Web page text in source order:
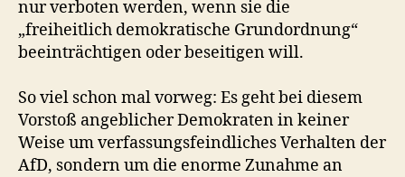
nur verboten werden, wenn sie die
„freiheitlich demokratische Grundordnung“
beeinträchtigen oder beseitigen will.
So viel schon mal vorweg: Es geht bei diesem
Vorstoß angeblicher Demokraten in keiner
Weise um verfassungsfeindliches Verhalten der
AfD, sondern um die enorme Zunahme an